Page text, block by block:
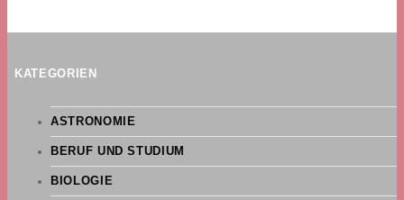
KATEGORIEN
ASTRONOMIE
BERUF UND STUDIUM
BIOLOGIE